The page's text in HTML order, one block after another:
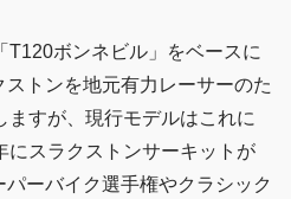
ボンネビル」をベースに
トンを地元有力レーサーのた
すが、現行モデルはこれに
にスラクストンサーキットが
ーバイク選手権やクラシック